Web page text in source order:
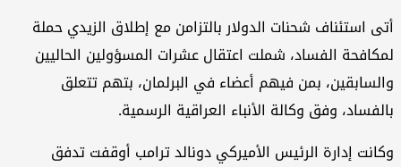
أتى استئناف شحنات الدولار بالتزامن مع إطلاق الزيدي حملة
لمكافحة الفساد، شملت اعتقال عشرات المسؤولين الحاليين
والسابقين، بمن فيهم أعضاء في البرلمان، بتهم تتعلق
بالفساد، وفق وكالة الأنباء العراقية الرسمية.
وكانت إدارة الرئيس الأميركي دونالد ترامب أوقفت تدفق